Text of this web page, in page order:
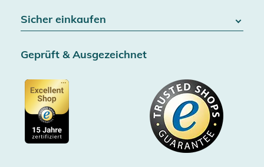
Widerrufsrecht
Vertrag widerrufen
AGB & Kundeninformationen
Datenschutz
Cookie-Einstellungen
Blog
Jobs
Gutscheine
Showroom Düsseldorf
Impressum
Sicher einkaufen
SSL-Verschlüsselung
Zertifiziert durch Trusted Shops
Käuferschutz bis 20000€
Gratis Versand ab 100€ Bestellwert (in DE/AT)
Kostenlose Rücksendung (aus DE/AT)
Geprüft & Ausgezeichnet